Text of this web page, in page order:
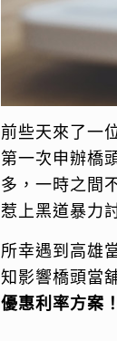
前些天來了一
第一次申辦橋
多，一時之間
惹上黑道暴力
所幸遇到高雄
知影響橋頭當
優惠利率方案！